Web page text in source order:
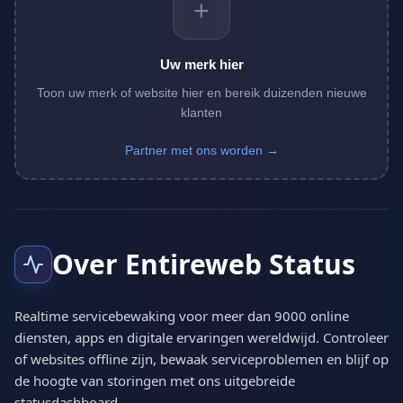
+
Uw merk hier
Toon uw merk of website hier en bereik duizenden nieuwe
klanten
Partner met ons worden →
Over Entireweb Status
Realtime servicebewaking voor meer dan 9000 online
diensten, apps en digitale ervaringen wereldwijd. Controleer
of websites offline zijn, bewaak serviceproblemen en blijf op
de hoogte van storingen met ons uitgebreide